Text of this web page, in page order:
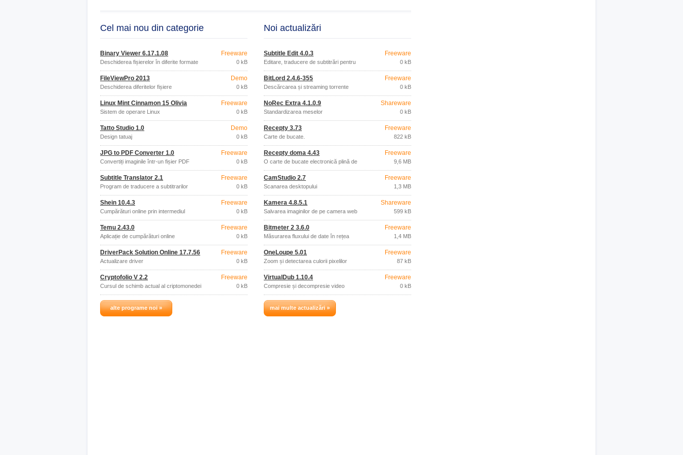
Cel mai nou din categorie
Binary Viewer 6.17.1.08
Deschiderea fișierelor în diferite formate
Freeware
0 kB
FileViewPro 2013
Deschiderea diferitelor fișiere
Demo
0 kB
Linux Mint Cinnamon 15 Olivia
Sistem de operare Linux
Freeware
0 kB
Tatto Studio 1.0
Design tatuaj
Demo
0 kB
JPG to PDF Converter 1.0
Convertiți imaginile într-un fișier PDF
Freeware
0 kB
Subtitle Translator 2.1
Program de traducere a subtitrarilor
Freeware
0 kB
Shein 10.4.3
Cumpărături online prin intermediul
Freeware
0 kB
Temu 2.43.0
Aplicație de cumpărături online
Freeware
0 kB
DriverPack Solution Online 17.7.56
Actualizare driver
Freeware
0 kB
Cryptofolio V 2.2
Cursul de schimb actual al criptomonedei
Freeware
0 kB
alte programe noi »
Noi actualizări
Subtitle Edit 4.0.3
Editare, traducere de subtitrări pentru
Freeware
0 kB
BitLord 2.4.6-355
Descărcarea și streaming torrente
Freeware
0 kB
NoRec Extra 4.1.0.9
Standardizarea meselor
Shareware
0 kB
Recepty 3.73
Carte de bucate.
Freeware
822 kB
Recepty doma 4.43
O carte de bucate electronică plină de
Freeware
9,6 MB
CamStudio 2.7
Scanarea desktopului
Freeware
1,3 MB
Kamera 4.8.5.1
Salvarea imaginilor de pe camera web
Shareware
599 kB
Bitmeter 2 3.6.0
Măsurarea fluxului de date în rețea
Freeware
1,4 MB
OneLoupe 5.01
Zoom și detectarea culorii pixelilor
Freeware
87 kB
VirtualDub 1.10.4
Compresie și decompresie video
Freeware
0 kB
mai multe actualizări »